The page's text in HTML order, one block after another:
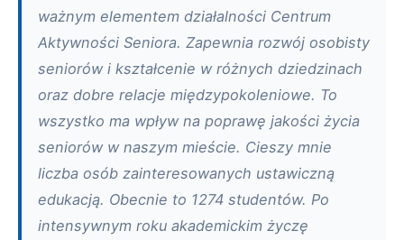
ważnym elementem działalności Centrum
Aktywności Seniora. Zapewnia rozwój osobisty
seniorów i kształcenie w różnych dziedzinach
oraz dobre relacje międzypokoleniowe. To
wszystko ma wpływ na poprawę jakości życia
seniorów w naszym mieście. Cieszy mnie
liczba osób zainteresowanych ustawiczną
edukacją. Obecnie to 1274 studentów. Po
intensywnym roku akademickim życzę